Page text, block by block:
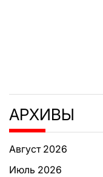
АРХИВЫ
Август 2026
Июль 2026